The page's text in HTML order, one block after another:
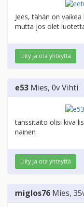
Jees, tähän on
mutta jos olet
Liity ja ota yhteyttä
e53 Mies, 0vVihti
tanssitaito olisi kiva
nainen
Liity ja ota yhteyttä
miglos76 Mies,